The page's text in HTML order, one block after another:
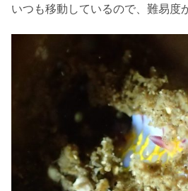
いつも移動しているので、難易度